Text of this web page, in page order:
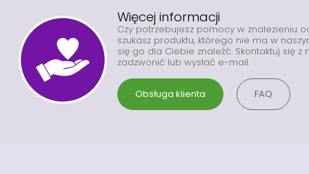
Więcej informacji
Czy potrzebujesz pomocy w znalezieniu
szukasz produktu, którego nie ma w
się go dla Ciebie znaleźć. Skontaktuj się z
zadzwonić lub wysłać e-mail.
Obsługa klienta FAQ